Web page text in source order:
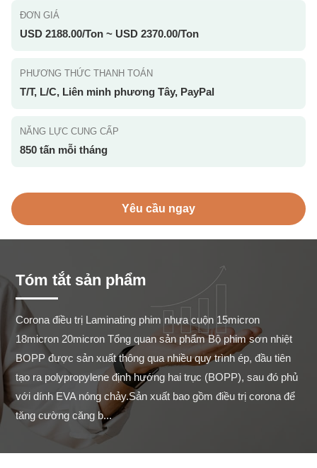
ĐƠN GIÁ
USD 2188.00/Ton ~ USD 2370.00/Ton
PHƯƠNG THỨC THANH TOÁN
T/T, L/C, Liên minh phương Tây, PayPal
NĂNG LỰC CUNG CẤP
850 tấn mỗi tháng
Yêu cầu ngay
Tóm tắt sản phẩm
Corona điều trị Laminating phim nhựa cuộn 15micron
18micron 20micron Tổng quan sản phẩm Bộ phim sơn nhiệt
BOPP được sản xuất thông qua nhiều quy trình ép, đầu tiên
tạo ra polypropylene định hướng hai trục (BOPP), sau đó phủ
với dính EVA nóng chảy.Sản xuất bao gồm điều trị corona để
tăng cường căng b...